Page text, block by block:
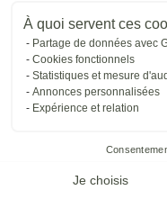
À quoi servent ces
Partage de données avec
Cookies fonctionnels
Statistiques et mesure
Annonces personnalisées
Expérience et relation
Je choisis